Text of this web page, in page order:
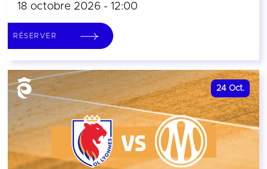
18 octobre 2026 - 12:00
RÉSERVER
24 Oct.